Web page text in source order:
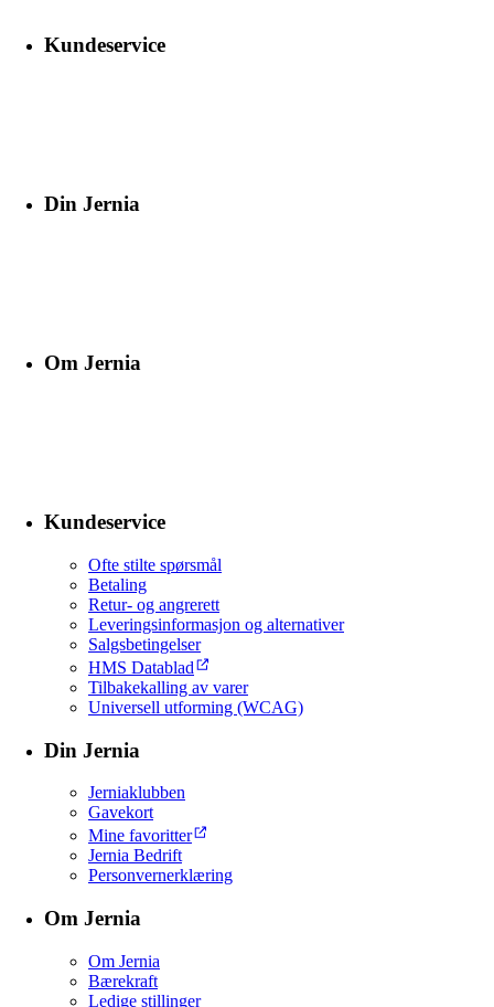
Kundeservice
Din Jernia
Om Jernia
Kundeservice
Ofte stilte spørsmål
Betaling
Retur- og angrerett
Leveringsinformasjon og alternativer
Salgsbetingelser
HMS Datablad
Tilbakekalling av varer
Universell utforming (WCAG)
Din Jernia
Jerniaklubben
Gavekort
Mine favoritter
Jernia Bedrift
Personvernerklæring
Om Jernia
Om Jernia
Bærekraft
Ledige stillinger